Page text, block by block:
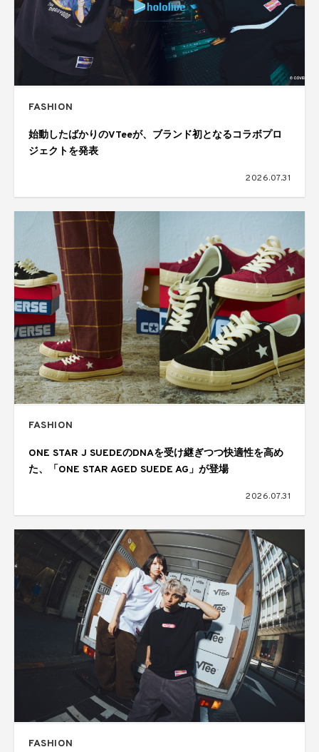
FASHION
始動したばかりのVTeeが、ブランド初となるコラボプロ
ジェクトを発表
2026.07.31
FASHION
ONE STAR J SUEDEのDNAを受け継ぎつつ快適性を高め
た、「ONE STAR AGED SUEDE AG」が登場
2026.07.31
FASHION